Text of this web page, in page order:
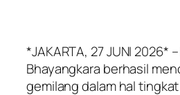
*JAKARTA, 27 JUNI 2026*
Bhayangkara berhasil
gemilang dalam hal